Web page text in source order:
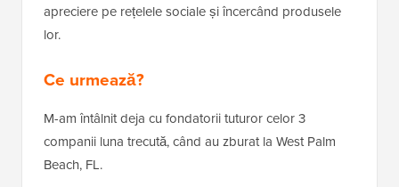
apreciere pe rețelele sociale și încercând produsele
lor.
Ce urmează?
M-am întâlnit deja cu fondatorii tuturor celor 3
companii luna trecută, când au zburat la West Palm
Beach, FL.